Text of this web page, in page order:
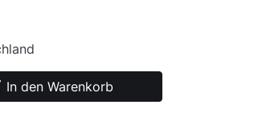
In den Warenkorb